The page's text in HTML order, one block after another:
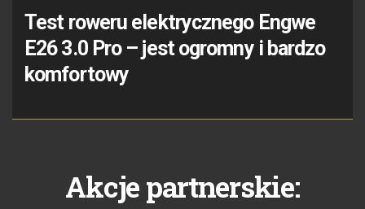
Test roweru elektrycznego Engwe
E26 3.0 Pro – jest ogromny i bardzo
komfortowy
Akcje partnerskie: